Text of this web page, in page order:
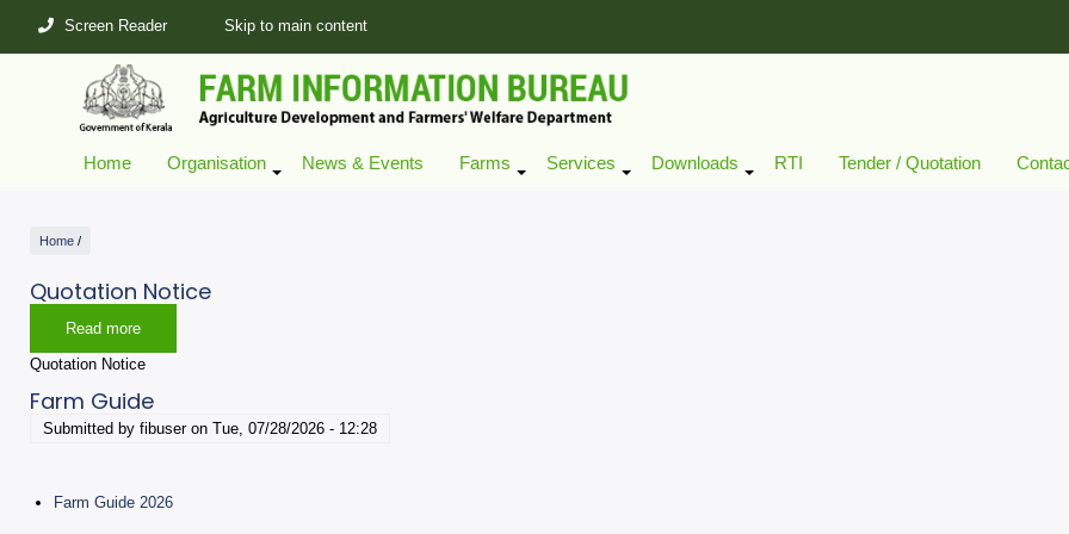
main
Screen Reader Skip to main content
Home Organisation News & Events Farms Services Downloads RTI Tender / Quotation
Home /
Quotation Notice
Read more
Notice
Quotation Notice
Farm Guide
Submitted by fibuseron Tue, 07/28/2026 - 12:28
Farm Guide 2026